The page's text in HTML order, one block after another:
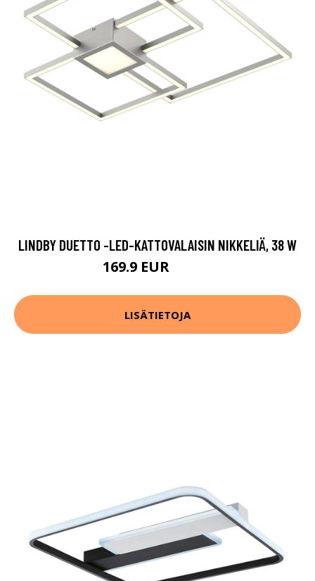
LINDBY DUETTO -LED-KATTOVALAISIN NIKKELIÄ, 38 W
169.9 EUR
LISÄTIETOJA